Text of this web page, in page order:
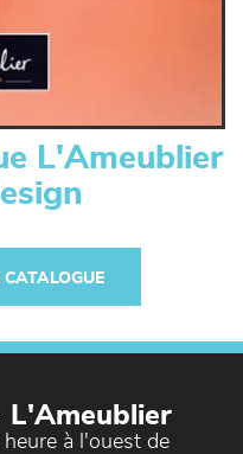
L'Ameublier
CATALOGUE
L'Ameublier
à l'ouest de